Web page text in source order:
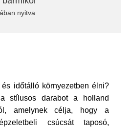
nyitva
időtálló környezetben élni?
stílusos darabot a holland
amelynek célja, hogy a
csúcsát taposó,